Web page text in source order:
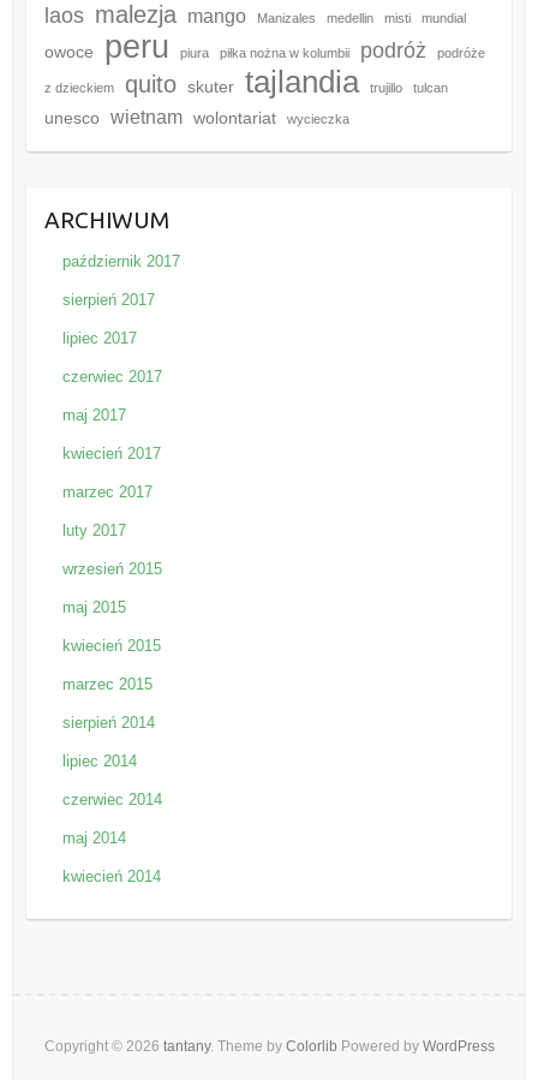
laos malezja mango Manizales medellin misti mundial
owoce peru piura piłka nożna w kolumbii podróż podróże
z dzieckiem quito skuter tajlandia trujillo tulcan
unesco wietnam wolontariat wycieczka
ARCHIWUM
październik 2017
sierpień 2017
lipiec 2017
czerwiec 2017
maj 2017
kwiecień 2017
marzec 2017
luty 2017
wrzesień 2015
maj 2015
kwiecień 2015
marzec 2015
sierpień 2014
lipiec 2014
czerwiec 2014
maj 2014
kwiecień 2014
Copyright © 2026 tantany. Theme by Colorlib Powered by WordPress